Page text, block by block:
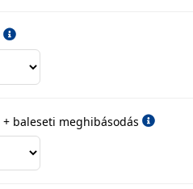
baleseti meghibásodás